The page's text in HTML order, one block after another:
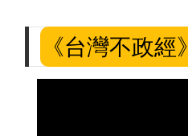
《台灣不政經》